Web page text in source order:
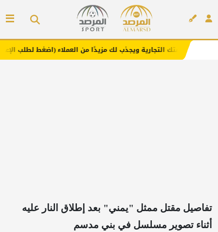
ويجذب لك مزيدًا من العملاء (اضغط لطلب الإعلان)
تفاصيل مقتل ممثل "يمني" بعد إطلاق النار عليه
أثناء تصوير مسلسل في بني مدسم